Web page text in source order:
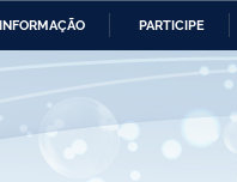
PARTICIPE
Ministério da